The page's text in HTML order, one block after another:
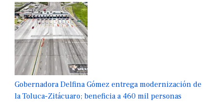
Gobernadora Delfina Gómez entrega modernización de
la Toluca-Zitácuaro; beneficia a 460 mil personas